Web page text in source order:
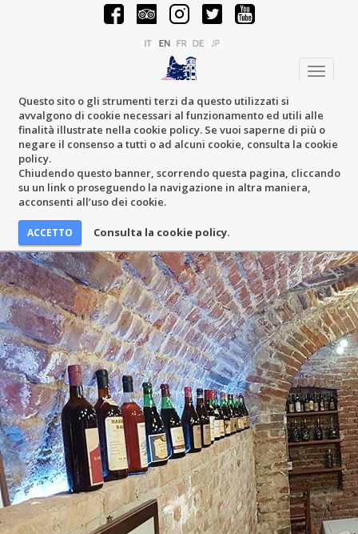
Questo sito o gli strumenti terzi da questo utilizzati si
avvalgono di cookie necessari al funzionamento ed utili alle
finalità illustrate nella cookie policy. Se vuoi saperne di più o
negare il consenso a tutti o ad alcuni cookie, consulta la cookie
policy.
Chiudendo questo banner, scorrendo questa pagina, cliccando
su un link o proseguendo la navigazione in altra maniera,
acconsenti all’uso dei cookie.
Consulta la cookie policy.
Toggle